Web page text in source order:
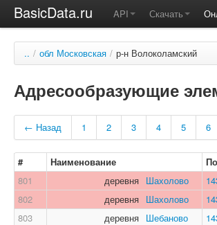
BasicData.ru API Скачать
.. / обл Московская / р-н Волоколамский
Адресообразующие
← Назад 1 2 3 4 5 6
# Наименование
801
деревня Шахолово
802
деревня Шахолово
803
деревня Шебаново